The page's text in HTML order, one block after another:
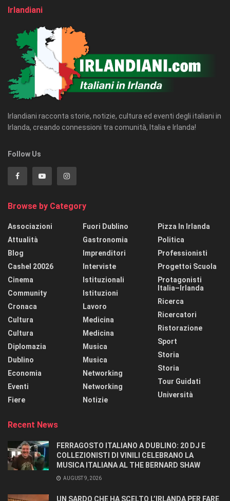
Irlandiani
Irlandiani racconta storie, notizie, cultura ed eventi degli italiani in
Irlanda, creando connessioni tra comunità, Italia e Irlanda!
Follow Us
Browse by Category
Associazioni
Attualità
Blog
Cashel 20026
Cinema
Community
Cronaca
Cultura
Cultura
Diplomazia
Dublino
Economia
Eventi
Fiere
Fuori Dublino
Gastronomia
Imprenditori
Interviste
Istituzionali
Istituzioni
Lavoro
Medicina
Medicina
Musica
Musica
Networking
Networking
Notizie
Pizza In Irlanda
Politica
Professionisti
Progettoi Scuola
Protagonisti
Italia–Irlanda
Ricerca
Ricercatori
Ristorazione
Sport
Storia
Storia
Tour Guidati
Università
Recent News
FERRAGOSTO ITALIANO A DUBLINO: 20 DJ E
COLLEZIONISTI DI VINILI CELEBRANO LA
MUSICA ITALIANA AL THE BERNARD SHAW
AUGUST 9, 2026
UN SARDO CHE HA SCELTO L’IRLANDA PER FARE